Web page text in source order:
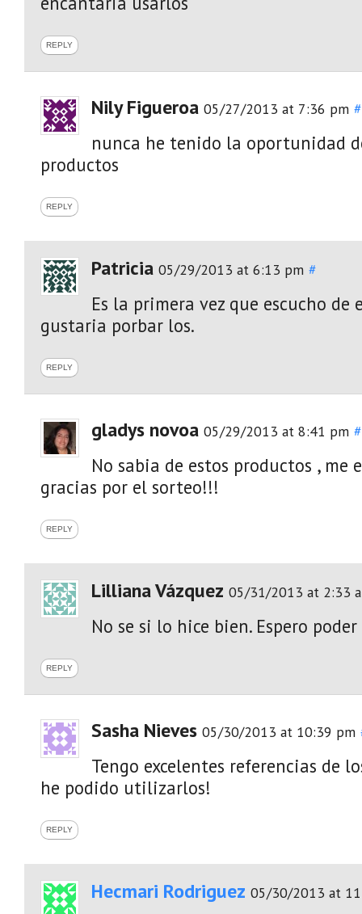
REPLY
Nily Figueroa 05/27/2013 at 7:36 pm #
nunca he tenido la oportunidad
productos
REPLY
Patricia 05/29/2013 at 6:13 pm #
Es la primera vez que escucho de
gustaria porbar los.
REPLY
gladys novoa 05/29/2013 at 8:41 pm #
No sabia de estos productos , me
gracias por el sorteo!!!
REPLY
Lilliana Vázquez 05/31/2013 at 2:33
No se si lo hice bien. Espero
REPLY
Sasha Nieves 05/30/2013 at 10:39 pm
Tengo excelentes referencias de
he podido utilizarlos!
REPLY
Hecmari Rodriguez 05/30/2013 at